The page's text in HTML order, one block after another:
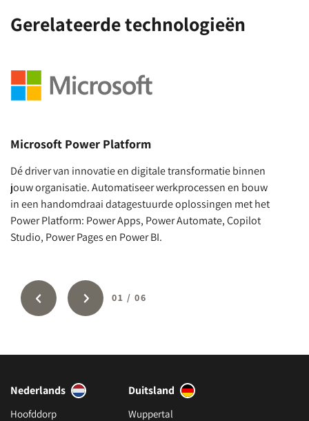
Gerelateerde technologieën
Microsoft Power Platform
Dé driver van innovatie en digitale transformatie binnen
jouw organisatie. Automatiseer werkprocessen en bouw
in een handomdraai datagestuurde oplossingen met het
Power Platform: Power Apps, Power Automate, Copilot
Studio, Power Pages en Power BI.
01 / 06
Nederlands
Hoofddorp
Duitsland
Wuppertal